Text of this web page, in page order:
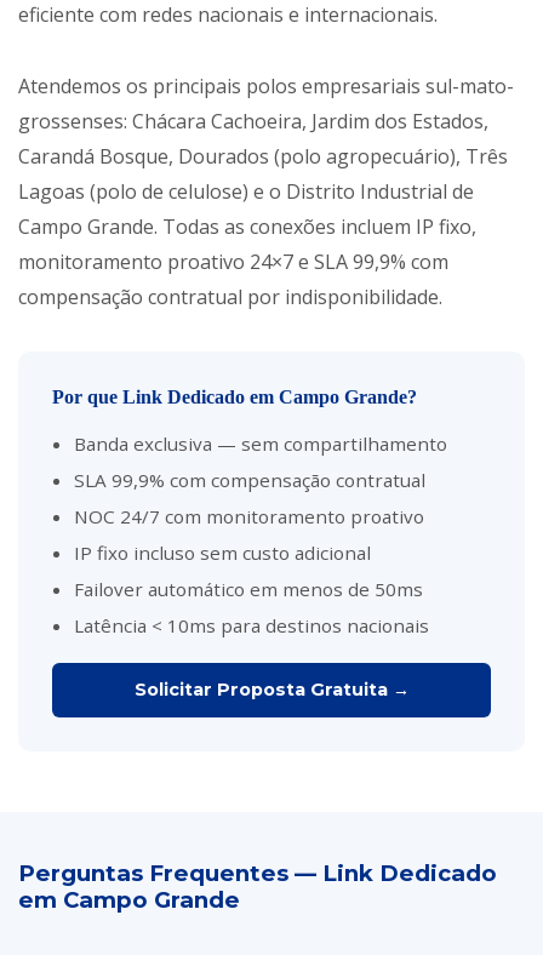
eficiente com redes nacionais e internacionais.
Atendemos os principais polos empresariais sul-mato-
grossenses: Chácara Cachoeira, Jardim dos Estados,
Carandá Bosque, Dourados (polo agropecuário), Três
Lagoas (polo de celulose) e o Distrito Industrial de
Campo Grande. Todas as conexões incluem IP fixo,
monitoramento proativo 24×7 e SLA 99,9% com
compensação contratual por indisponibilidade.
Por que Link Dedicado em Campo Grande?
Banda exclusiva — sem compartilhamento
SLA 99,9% com compensação contratual
NOC 24/7 com monitoramento proativo
IP fixo incluso sem custo adicional
Failover automático em menos de 50ms
Latência < 10ms para destinos nacionais
Solicitar Proposta Gratuita →
Perguntas Frequentes — Link Dedicado
em Campo Grande